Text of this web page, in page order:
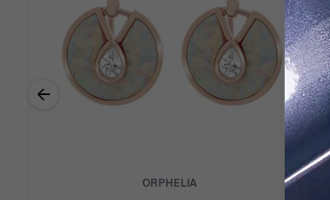
Previous related products
←
ORPHELIA